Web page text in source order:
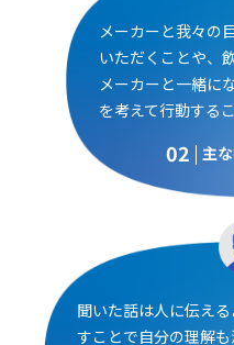
メーカーと我々の
いただくことや、
メーカーと一緒に
を考えて行動する
02 主
聞いた話は人に伝え
すことで自分の理解